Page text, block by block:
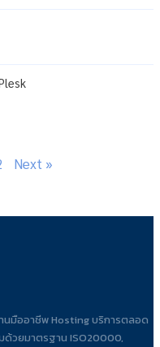
Next »
มืออาชีพ Hosting บริการตลอด
ด้วยมาตรฐาน ISO20000,